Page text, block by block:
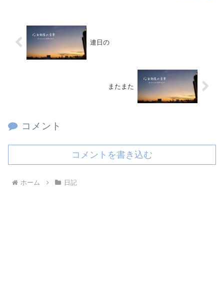
連日の
またまた
コメント
コメントを書き込む
ホーム 日記